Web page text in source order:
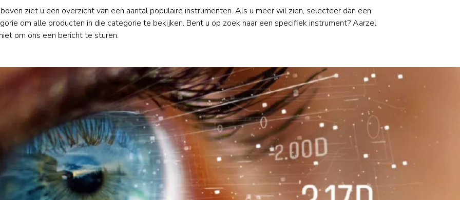
ziet u een overzicht van een aantal populaire instrumenten. Als u meer wil zien, selecteer dan een
om alle producten in die categorie te bekijken. Bent u op zoek naar een specifiek instrument? Aarzel
om ons een bericht te sturen.